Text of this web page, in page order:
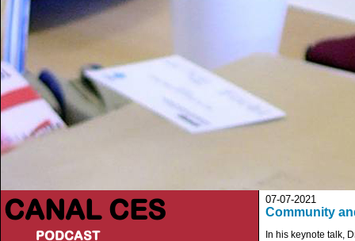
CANAL CES
PODCAST
07-07-2021
Community
In his keynote talk,